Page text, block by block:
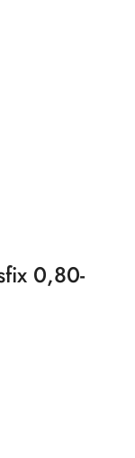
0,80-